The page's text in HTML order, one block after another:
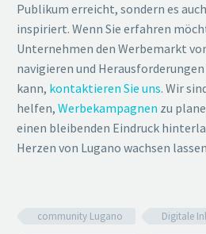
Publikum erreicht, sondern es
inspiriert. Wenn Sie erfahren
Unternehmen den Werbemarkt
navigieren und
kann, kontaktieren Sie uns. Wir
helfen, Werbekampagnen zu
einen bleibenden Eindruck
Herzen von Lugano wachsen
community Lugano
Digitale